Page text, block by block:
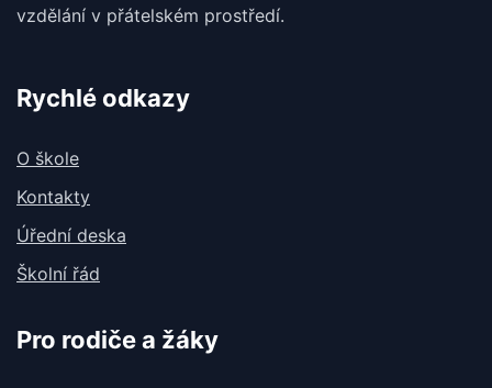
vzdělání v přátelském prostředí.
Rychlé odkazy
O škole
Kontakty
Úřední deska
Školní řád
Pro rodiče a žáky